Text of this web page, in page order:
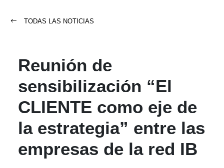
TODAS LAS NOTICIAS
Reunión de
sensibilización “El
CLIENTE como eje de
la estrategia” entre las
empresas de la red IB